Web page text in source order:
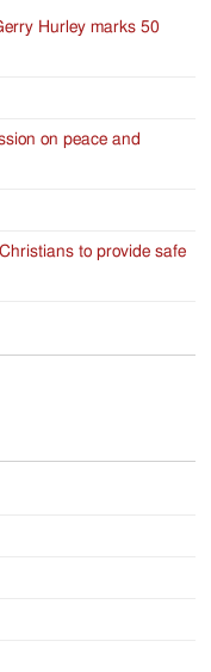
Hurley marks 50
on peace and
to provide safe